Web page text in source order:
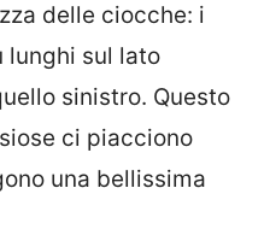
delle ciocche: i
lunghi sul lato
sinistro. Questo
ci piacciono
una bellissima